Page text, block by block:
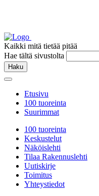
Kaikki mitä tietää pitää
Hae tältä sivustolta
Haku
Etusivu
100 tuoreinta
Suurimmat
100 tuoreinta
Keskustelut
Näköislehti
Tilaa Rakennuslehti
Uutiskirje
Toimitus
Yhteystiedot